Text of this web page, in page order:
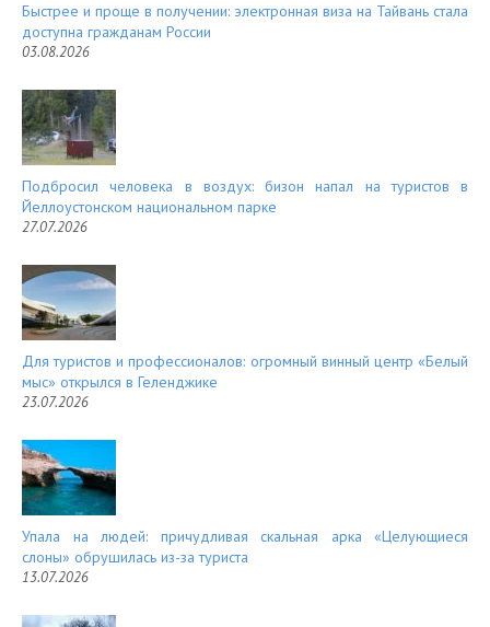
Быстрее и проще в получении: электронная виза на Тайвань стала
доступна гражданам России
03.08.2026
Подбросил человека в воздух: бизон напал на туристов в
Йеллоустонском национальном парке
27.07.2026
Для туристов и профессионалов: огромный винный центр «Белый
мыс» открылся в Геленджике
23.07.2026
Упала на людей: причудливая скальная арка «Целующиеся
слоны» обрушилась из-за туриста
13.07.2026